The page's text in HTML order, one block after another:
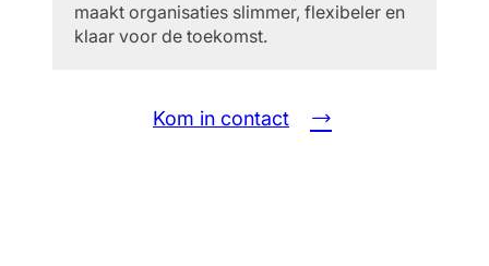
maakt organisaties slimmer, flexibeler en
klaar voor de toekomst.
Kom in contact